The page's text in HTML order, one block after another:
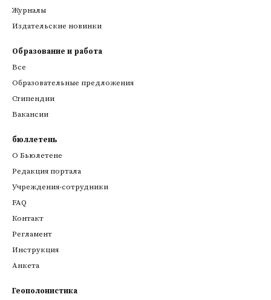
Журналы
Издательские новинки
Образование и работа
Все
Образовательные предложения
Стипендии
Вакансии
бюллетень
О Бьюлетене
Редакция портала
Учреждения-сотрудники
FAQ
Контакт
Регламент
Инструкция
Анкета
Геополонистика